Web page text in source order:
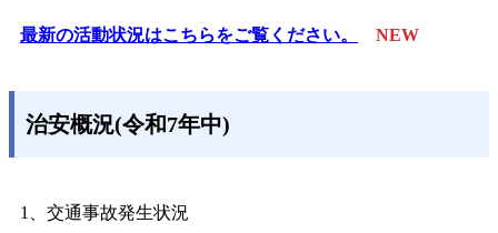
最新の活動状況はこちらをご覧ください。 NEW
治安概況(令和7年中)
1、交通事故発生状況